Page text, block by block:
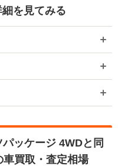
を見てみる
ッケージ 4WDと同
買取・査定相場